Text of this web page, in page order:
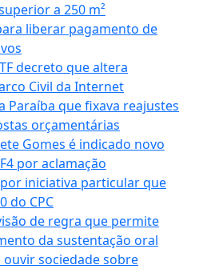
a 250 m²
liberar pagamento de
decreto que altera
Civil da Internet
Paraíba que fixava reajustes
orçamentárias
Gomes é indicado novo
por aclamação
iniciativa particular que
do CPC
de regra que permite
da sustentação oral
sociedade sobre